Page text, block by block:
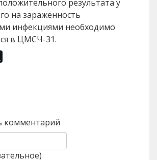
результата у
на заражённость
инфекциями необходимо
в ЦМСЧ-31.
комментарий